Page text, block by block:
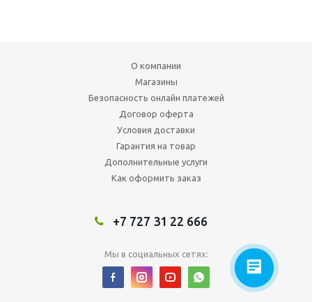
О компании
Магазины
Безопасность онлайн платежей
Договор оферта
Условия доставки
Гарантия на товар
Дополнительные услуги
Как оформить заказ
+7 727 31 22 666
Мы в социальных сетях: